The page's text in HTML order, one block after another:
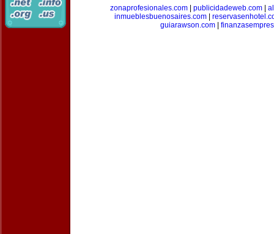
zonaprofesionales.com| publicidadeweb.com|
inmueblesbuenosaires.com
guiarawson.com|